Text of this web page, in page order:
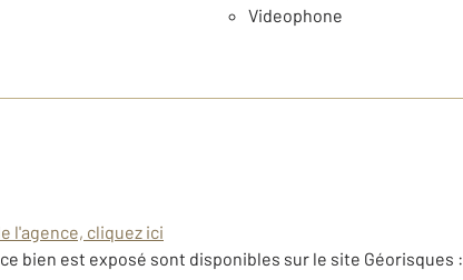
Videophone
l'agence, cliquez ici
bien est exposé sont disponibles sur le site Géorisques :